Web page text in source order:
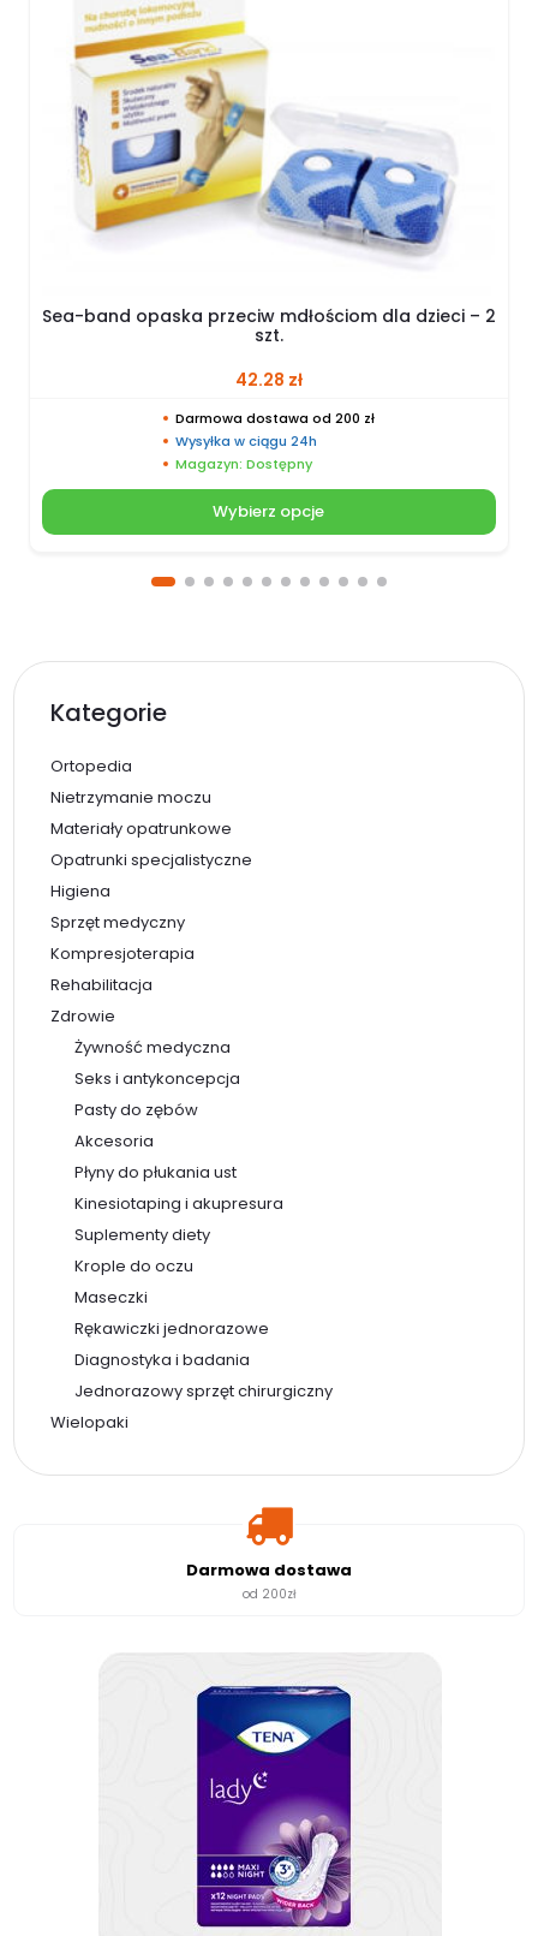
Sea-band opaska przeciw mdłościom dla dzieci – 2
szt.
42.28 zł
Darmowa dostawa od 200 zł
Wysyłka w ciągu 24h
Magazyn: Dostępny
Wybierz opcje
Kategorie
Ortopedia
Nietrzymanie moczu
Materiały opatrunkowe
Opatrunki specjalistyczne
Higiena
Sprzęt medyczny
Kompresjoterapia
Rehabilitacja
Zdrowie
Żywność medyczna
Seks i antykoncepcja
Pasty do zębów
Akcesoria
Płyny do płukania ust
Kinesiotaping i akupresura
Suplementy diety
Krople do oczu
Maseczki
Rękawiczki jednorazowe
Diagnostyka i badania
Jednorazowy sprzęt chirurgiczny
Wielopaki
Darmowa dostawa
od 200zł